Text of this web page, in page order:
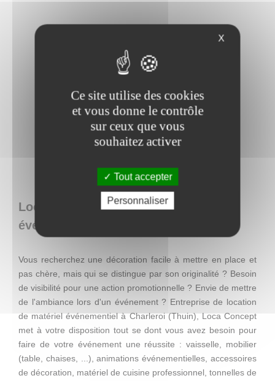
Loca Concept : location de matériel
événementiel en Belgique
Vous recherchez une décoration facile à mettre en place et
pas chère, mais qui se distingue par son originalité ? Besoin
de visibilité pour une action promotionnelle ? Envie de mettre
de l'ambiance lors d'un événement ? Entreprise de location
de matériel événementiel à Charleroi (Thuin), Loca Concept
met à votre disposition tout se dont vous avez besoin pour
faire de votre événement une réussite : vaisselle, mobilier
(table, chaises, ...), animations événementielles, accessoires
de décoration, matériel de cuisine professionnel, tonnelles de
X
Ce site utilise des cookies
et vous donne le contrôle
sur ceux que vous
souhaitez activer
Tout accepter
Personnaliser